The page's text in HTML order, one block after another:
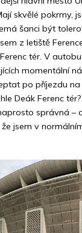
skvělé pokrmy,
šanci být
z letiště
tér. V
momentální
po příjezdu na
Deák Ferenc
správná –
jsem v